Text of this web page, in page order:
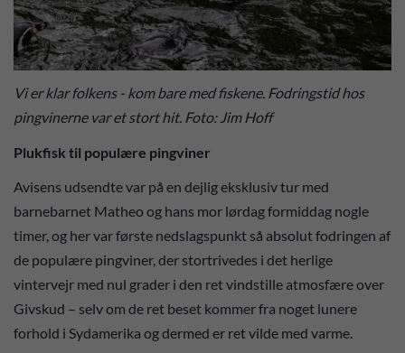
Vi er klar folkens - kom bare med fiskene. Fodringstid hos
pingvinerne var et stort hit. Foto: Jim Hoff
Plukfisk til populære pingviner
Avisens udsendte var på en dejlig eksklusiv tur med
barnebarnet Matheo og hans mor lørdag formiddag nogle
timer, og her var første nedslagspunkt så absolut fodringen af
de populære pingviner, der stortrivedes i det herlige
vintervejr med nul grader i den ret vindstille atmosfære over
Givskud – selv om de ret beset kommer fra noget lunere
forhold i Sydamerika og dermed er ret vilde med varme.